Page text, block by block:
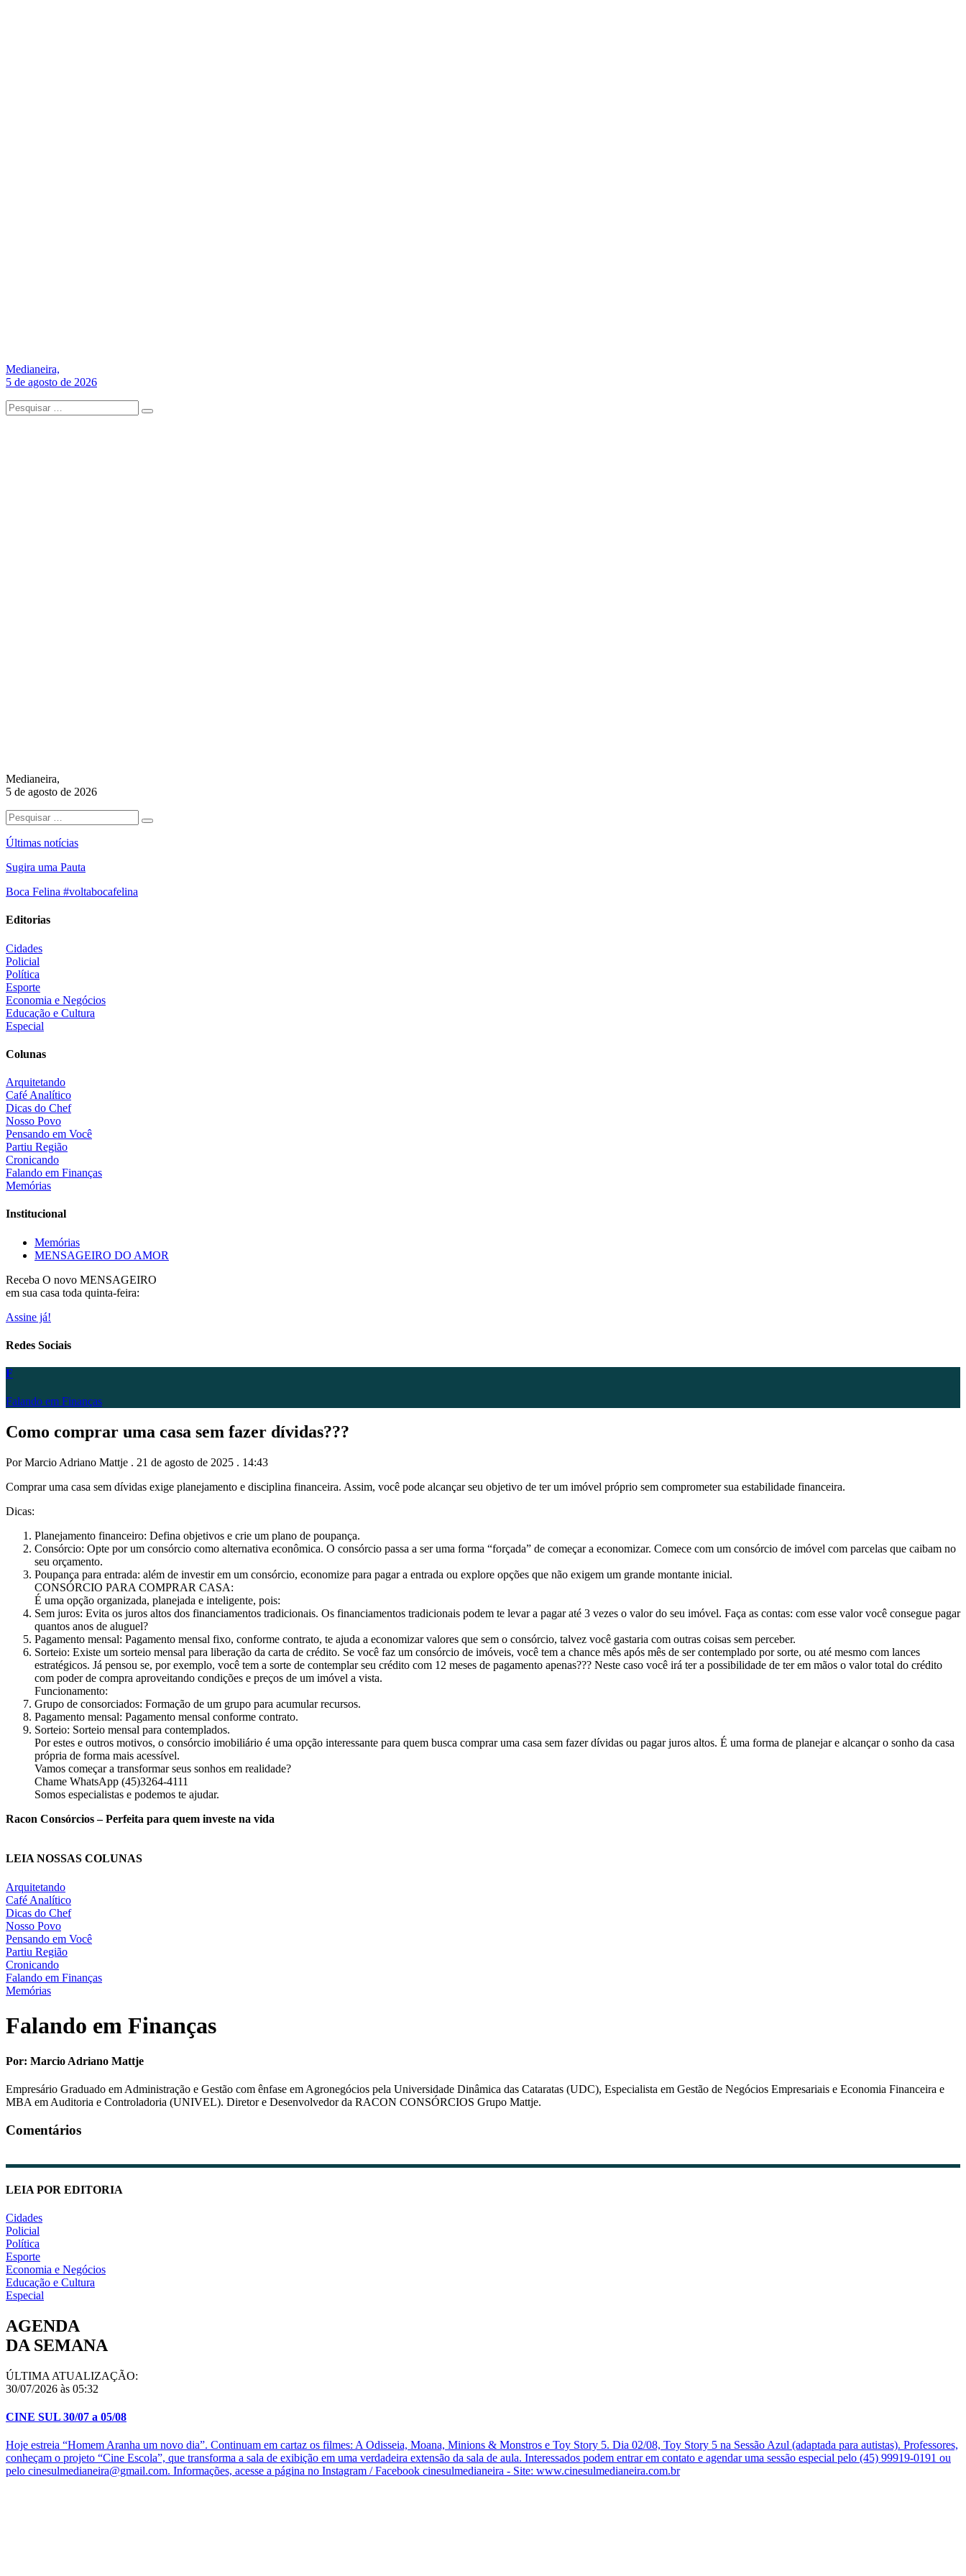
Medianeira,
5 de agosto de 2026
Medianeira,
5 de agosto de 2026
Últimas notícias
Sugira uma Pauta
Boca Felina #voltabocafelina
Editorias
Cidades
Policial
Política
Esporte
Economia e Negócios
Educação e Cultura
Especial
Colunas
Arquitetando
Café Analítico
Dicas do Chef
Nosso Povo
Pensando em Você
Partiu Região
Cronicando
Falando em Finanças
Memórias
Institucional
Memórias
MENSAGEIRO DO AMOR
Receba O novo MENSAGEIRO
em sua casa toda quinta-feira:
Assine já!
Redes Sociais
F
Falando em Finanças
Como comprar uma casa sem fazer dívidas???
Por Marcio Adriano Mattje . 21 de agosto de 2025 . 14:43
Comprar uma casa sem dívidas exige planejamento e disciplina financeira. Assim, você pode alcançar seu objetivo de ter um imóvel próprio sem comprometer sua estabilidade financeira.
Dicas:
Planejamento financeiro: Defina objetivos e crie um plano de poupança.
Consórcio: Opte por um consórcio como alternativa econômica. O consórcio passa a ser uma forma “forçada” de começar a economizar. Comece com um consórcio de imóvel com parcelas que caibam no
seu orçamento.
Poupança para entrada: além de investir em um consórcio, economize para pagar a entrada ou explore opções que não exigem um grande montante inicial.
CONSÓRCIO PARA COMPRAR CASA:
É uma opção organizada, planejada e inteligente, pois:
Sem juros: Evita os juros altos dos financiamentos tradicionais. Os financiamentos tradicionais podem te levar a pagar até 3 vezes o valor do seu imóvel. Faça as contas: com esse valor você consegue pagar
quantos anos de aluguel?
Pagamento mensal: Pagamento mensal fixo, conforme contrato, te ajuda a economizar valores que sem o consórcio, talvez você gastaria com outras coisas sem perceber.
Sorteio: Existe um sorteio mensal para liberação da carta de crédito. Se você faz um consórcio de imóveis, você tem a chance mês após mês de ser contemplado por sorte, ou até mesmo com lances
estratégicos. Já pensou se, por exemplo, você tem a sorte de contemplar seu crédito com 12 meses de pagamento apenas??? Neste caso você irá ter a possibilidade de ter em mãos o valor total do crédito
com poder de compra aproveitando condições e preços de um imóvel a vista.
Funcionamento:
Grupo de consorciados: Formação de um grupo para acumular recursos.
Pagamento mensal: Pagamento mensal conforme contrato.
Sorteio: Sorteio mensal para contemplados.
Por estes e outros motivos, o consórcio imobiliário é uma opção interessante para quem busca comprar uma casa sem fazer dívidas ou pagar juros altos. É uma forma de planejar e alcançar o sonho da casa
própria de forma mais acessível.
Vamos começar a transformar seus sonhos em realidade?
Chame WhatsApp (45)3264-4111
Somos especialistas e podemos te ajudar.
Racon Consórcios – Perfeita para quem investe na vida
LEIA NOSSAS COLUNAS
Arquitetando
Café Analítico
Dicas do Chef
Nosso Povo
Pensando em Você
Partiu Região
Cronicando
Falando em Finanças
Memórias
Falando em Finanças
Por: Marcio Adriano Mattje
Empresário Graduado em Administração e Gestão com ênfase em Agronegócios pela Universidade Dinâmica das Cataratas (UDC), Especialista em Gestão de Negócios Empresariais e Economia Financeira e
MBA em Auditoria e Controladoria (UNIVEL). Diretor e Desenvolvedor da RACON CONSÓRCIOS Grupo Mattje.
Comentários
LEIA POR EDITORIA
Cidades
Policial
Política
Esporte
Economia e Negócios
Educação e Cultura
Especial
AGENDA
DA SEMANA
ÚLTIMA ATUALIZAÇÃO:
30/07/2026 às 05:32
CINE SUL 30/07 a 05/08
Hoje estreia “Homem Aranha um novo dia”. Continuam em cartaz os filmes: A Odisseia, Moana, Minions & Monstros e Toy Story 5. Dia 02/08, Toy Story 5 na Sessão Azul (adaptada para autistas). Professores,
conheçam o projeto “Cine Escola”, que transforma a sala de exibição em uma verdadeira extensão da sala de aula. Interessados podem entrar em contato e agendar uma sessão especial pelo (45) 99919-0191 ou
pelo cinesulmedianeira@gmail.com. Informações, acesse a página no Instagram / Facebook cinesulmedianeira - Site: www.cinesulmedianeira.com.br